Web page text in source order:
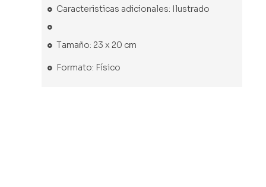
Caracteristicas adicionales: Ilustrado
Tamaño: 23 x 20 cm
Formato: Físico